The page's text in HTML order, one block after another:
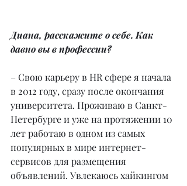
Диана, расскажите о себе. Как
давно вы в профессии?
– Свою карьеру в HR сфере я начала
в 2012 году, сразу после окончания
университета. Проживаю в Санкт-
Петербурге и уже на протяжении 10
лет работаю в одном из самых
популярных в мире интернет-
сервисов для размещения
объявлений. Увлекаюсь хайкингом